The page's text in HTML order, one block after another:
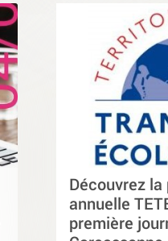
Découvrez
annuelle
première